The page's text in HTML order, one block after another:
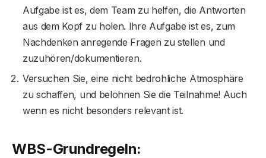
Aufgabe ist es, dem Team zu helfen, die Antworten
aus dem Kopf zu holen. Ihre Aufgabe ist es, zum
Nachdenken anregende Fragen zu stellen und
zuzuhören/dokumentieren.
Versuchen Sie, eine nicht bedrohliche Atmosphäre
zu schaffen, und belohnen Sie die Teilnahme! Auch
wenn es nicht besonders relevant ist.
WBS-Grundregeln: